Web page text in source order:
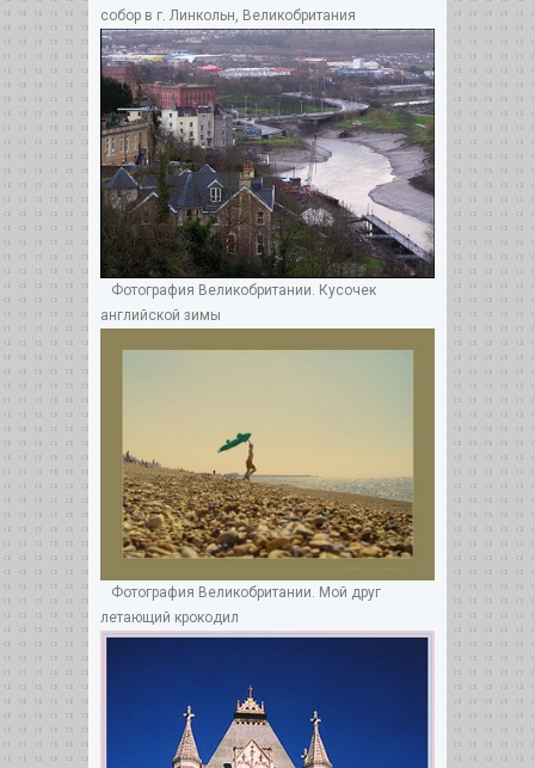
собор в г. Линкольн, Великобритания
Фотография Великобритании. Кусочек
английской зимы
Фотография Великобритании. Мой друг
летающий крокодил